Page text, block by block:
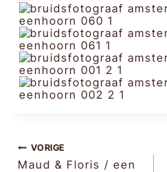
BERICHT
VORIGE
Maud & Floris / een